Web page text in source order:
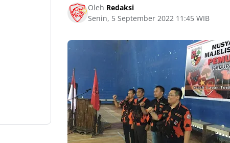
Oleh Redaksi
Senin, 5 September 2022 11:45 WIB